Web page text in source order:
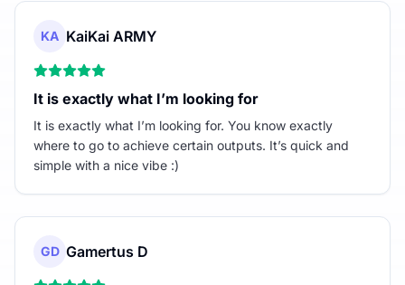
KA KaiKai ARMY
It is exactly what I’m looking for
It is exactly what I’m looking for. You know exactly
where to go to achieve certain outputs. It’s quick and
simple with a nice vibe :)
GD Gamertus D